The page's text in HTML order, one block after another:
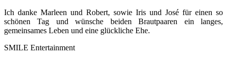
Ich danke Marleen und Robert, sowie Iris und José für einen so
schönen Tag und wünsche beiden Brautpaaren ein langes,
gemeinsames Leben und eine glückliche Ehe.
SMILE Entertainment